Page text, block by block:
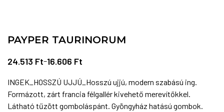
PAYPER TAURINORUM
16.606 Ft
–
24.513 Ft
INGEK_HOSSZÚ UJJÚ_Hosszú ujjú, modern szabású ing.
Formázott, zárt francia félgallér kivehető merevítőkkel.
Látható tűzött gomboláspánt. Gyöngyház hatású gombok.